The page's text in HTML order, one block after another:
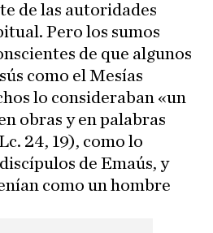
de las autoridades
Pero los sumos
de que algunos
como el Mesías
lo consideraban «un
obras y en palabras
24, 19), como lo
de Emaús, y
como un hombre